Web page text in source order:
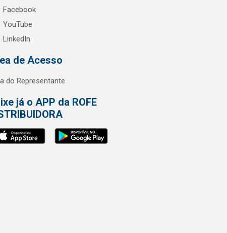
Facebook
YouTube
LinkedIn
de Acesso
do Representante
já o APP da ROFE